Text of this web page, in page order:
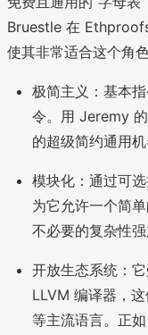
Bruestle 在
使其非常适合这个角色
极简主义：基本
令。用 Jeremy
的超级简约通用机
模块化：通过可
为它允许一个简
不必要的复杂性强
开放生态系统：
LLVM 编译器，
等主流语言。正